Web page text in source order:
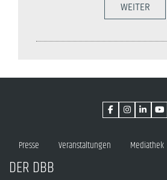
WEITER
Presse Veranstaltungen Mediathek
DER DBB